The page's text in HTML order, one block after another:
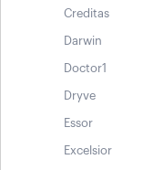
Creditas
Darwin
Doctor1
Dryve
Essor
Excelsior